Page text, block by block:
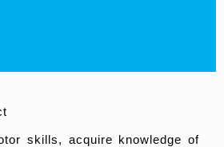
skills, acquire knowledge of